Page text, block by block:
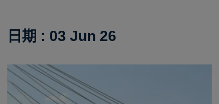
日期 : 03 Jun 26